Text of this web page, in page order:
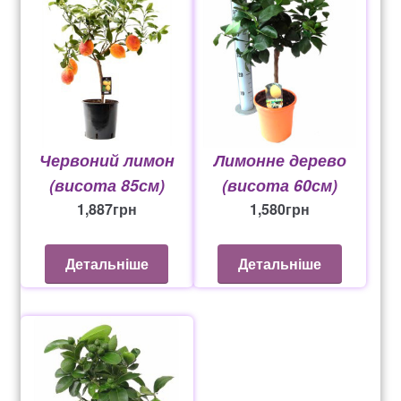
восени (до сильних похолодань) не слід, інакше вони,
потрапивши у теплі кімнатні умови, можуть зацвісти.
У приміщення лимони слід вносити, коли
температура зовнішнього повітря зменшиться до 10-
12°C. Рослина, що звикла на відкритому повітрі до
холоду, не відразу переносять у теплу кімнату, її
треба протягом 7-10 днів поступово привчати до
кімнатних умов (заносити до будинку лише на ніч).
Найкраща температура для зимівлі кімнатного
лимона 14-16 ° C при помірній вологості повітря. У
таких умовах рослини добре перезимовують, листя у
них зберігається, плоди дозрівають. Лимони, щеплені
на підщепі трифоліату (листопадний лимон), на якому
в субтропічних районах щеплять лимони для кращої
морозостійкості, повинні зимувати в холодних світлих
приміщеннях з температурою повітря не вище 12°C
(середня 7-8°C).
Червоний лимон
(висота 85см)
1,887грн
Детальніше
Лимонне дерево
(висота 60см)
1,580грн
Детальніше